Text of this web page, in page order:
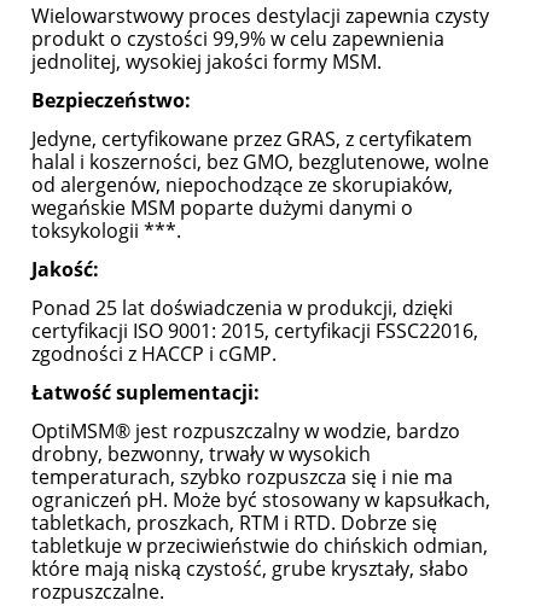
Wielowarstwowy proces destylacji zapewnia czysty
produkt o czystości 99,9% w celu zapewnienia
jednolitej, wysokiej jakości formy MSM.
Bezpieczeństwo:
Jedyne, certyfikowane przez GRAS, z certyfikatem
halal i koszerności, bez GMO, bezglutenowe, wolne
od alergenów, niepochodzące ze skorupiaków,
wegańskie MSM poparte dużymi danymi o
toksykologii ***.
Jakość:
Ponad 25 lat doświadczenia w produkcji, dzięki
certyfikacji ISO 9001: 2015, certyfikacji FSSC22016,
zgodności z HACCP i cGMP.
Łatwość suplementacji:
OptiMSM® jest rozpuszczalny w wodzie, bardzo
drobny, bezwonny, trwały w wysokich
temperaturach, szybko rozpuszcza się i nie ma
ograniczeń pH. Może być stosowany w kapsułkach,
tabletkach, proszkach, RTM i RTD. Dobrze się
tabletkuje w przeciwieństwie do chińskich odmian,
które mają niską czystość, grube kryształy, słabo
rozpuszczalne.